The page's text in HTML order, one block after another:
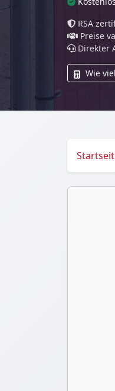
RSA
Preise
Direkter
Wie